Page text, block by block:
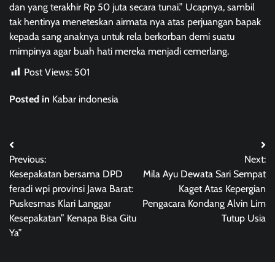
dan yang terakhir Rp 50 juta secara tunai.” Ucapnya, sambil
tak hentinya meneteskan airmata nya atas perjuangan bapak
kepada sang anaknya untuk rela berkorban demi suatu
mimpinya agar buah hati mereka menjadi cemerlang.
Post Views: 501
Posted in Kabar indonesia
Post
navigation
Previous:
Kesepakatan bersama DPD
feradi wpi provinsi Jawa Barat:
Puskesmas Klari Langgar
Kesepakatan” Kenapa Bisa Gitu
Ya”
Next:
Mila Ayu Dewata Sari Sempat
Kaget Atas Kepergian
Pengacara Kondang Alvin Lim
Tutup Usia